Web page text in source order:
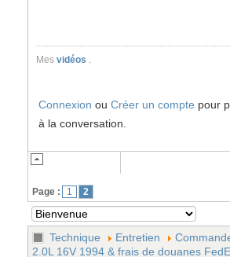
Mes vidéos
Connexion ou Créer un compte pour
à la conversation.
Page : 1 2
Technique Entretien
2.0L 16V 1994 & frais de douanes